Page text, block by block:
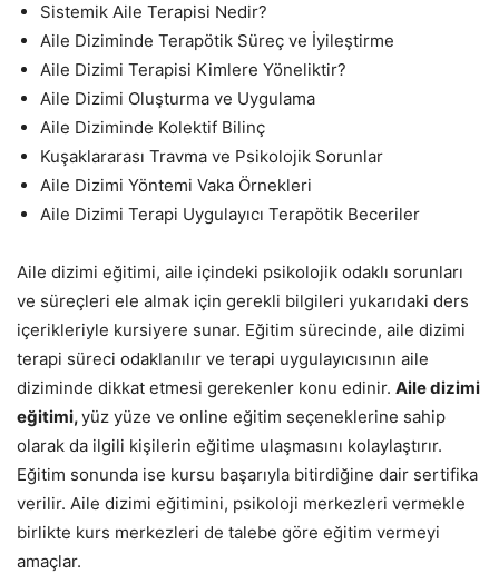
Sistemik Aile Terapisi Nedir?
Aile Diziminde Terapötik Süreç ve İyileştirme
Aile Dizimi Terapisi Kimlere Yöneliktir?
Aile Dizimi Oluşturma ve Uygulama
Aile Diziminde Kolektif Bilinç
Kuşaklararası Travma ve Psikolojik Sorunlar
Aile Dizimi Yöntemi Vaka Örnekleri
Aile Dizimi Terapi Uygulayıcı Terapötik Beceriler
Aile dizimi eğitimi, aile içindeki psikolojik odaklı sorunları
ve süreçleri ele almak için gerekli bilgileri yukarıdaki ders
içerikleriyle kursiyere sunar. Eğitim sürecinde, aile dizimi
terapi süreci odaklanılır ve terapi uygulayıcısının aile
diziminde dikkat etmesi gerekenler konu edinir. Aile dizimi
eğitimi,yüz yüze ve online eğitim seçeneklerine sahip
olarak da ilgili kişilerin eğitime ulaşmasını kolaylaştırır.
Eğitim sonunda ise kursu başarıyla bitirdiğine dair sertifika
verilir. Aile dizimi eğitimini, psikoloji merkezleri vermekle
birlikte kurs merkezleri de talebe göre eğitim vermeyi
amaçlar.